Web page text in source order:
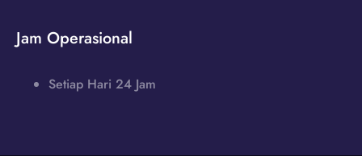
Jam Operasional
Setiap Hari 24 Jam